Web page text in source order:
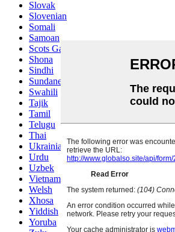
Slovak
Slovenian
Somali
Samoan
Scots Gaelic
Shona
Sindhi
Sundanese
Swahili
Tajik
Tamil
Telugu
Thai
Ukrainian
Urdu
Uzbek
Vietnamese
Welsh
Xhosa
Yiddish
Yoruba